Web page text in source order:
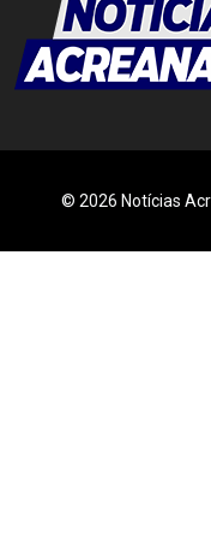
© 2026 Notícias